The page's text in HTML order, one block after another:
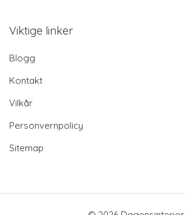
Viktige linker
Blogg
Kontakt
Vilkår
Personvernpolicy
Sitemap